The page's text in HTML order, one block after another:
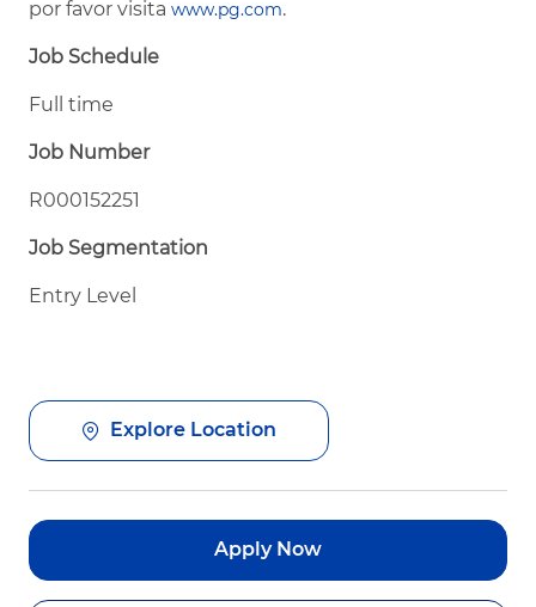
por favor visita www.pg.com.
Job Schedule
Full time
Job Number
R000152251
Job Segmentation
Entry Level
Explore Location
Apply Now